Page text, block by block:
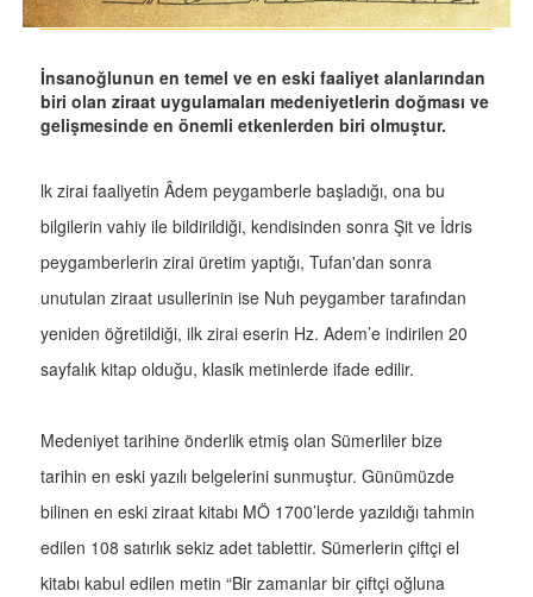
İnsanoğlunun en temel ve en eski faaliyet alanlarından
biri olan ziraat uygulamaları medeniyetlerin doğması ve
gelişmesinde en önemli etkenlerden biri olmuştur.
lk zirai faaliyetin Âdem peygamberle başladığı, ona bu
bilgilerin vahiy ile bildirildiği, kendisinden sonra Şit ve İdris
peygamberlerin zirai üretim yaptığı, Tufan'dan sonra
unutulan ziraat usullerinin ise Nuh peygamber tarafından
yeniden öğretildiği, ilk zirai eserin Hz. Adem’e indirilen 20
sayfalık kitap olduğu, klasik metinlerde ifade edilir.
Medeniyet tarihine önderlik etmiş olan Sümerliler bize
tarihin en eski yazılı belgelerini sunmuştur. Günümüzde
bilinen en eski ziraat kitabı MÖ 1700’lerde yazıldığı tahmin
edilen 108 satırlık sekiz adet tablettir. Sümerlerin çiftçi el
kitabı kabul edilen metin “Bir zamanlar bir çiftçi oğluna